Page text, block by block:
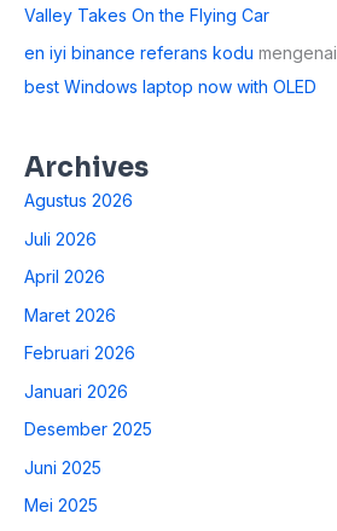
Valley Takes On the Flying Car
en iyi binance referans kodu mengenai
best Windows laptop now with OLED
Archives
Agustus 2026
Juli 2026
April 2026
Maret 2026
Februari 2026
Januari 2026
Desember 2025
Juni 2025
Mei 2025